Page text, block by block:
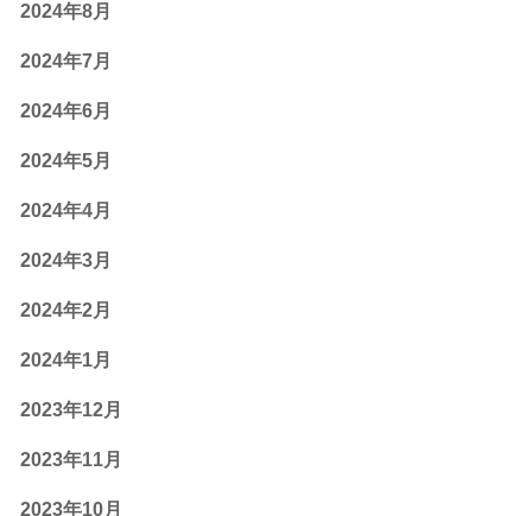
2024年8月
2024年7月
2024年6月
2024年5月
2024年4月
2024年3月
2024年2月
2024年1月
2023年12月
2023年11月
2023年10月